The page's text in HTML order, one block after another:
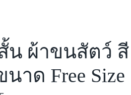
น ผ้าขนสัตว์ สี
าด Free Size